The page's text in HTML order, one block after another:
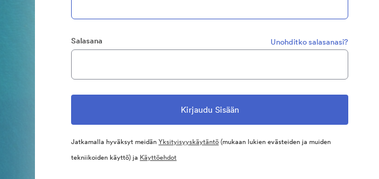
Salasana Unohditko salasanasi?
Jatkamalla hyväksyt meidänYksityisyyskäytäntö(mukaan lukien evästeiden ja muiden
tekniikoiden käyttö) ja Käyttöehdot